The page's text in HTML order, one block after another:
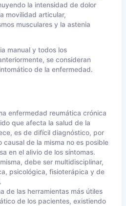
la intensidad de dolor
movilidad articular,
musculares y la astenia
manual y todos los
se consideran
de la enfermedad.
enfermedad reumática crónica
que afecta la salud de la
es de difícil diagnóstico, por
causal de la misma no es posible
en el alivio de los síntomas.
debe ser multidisciplinar,
psicológica, fisioterápica y de
de las herramientas más útiles
de los pacientes, existiendo